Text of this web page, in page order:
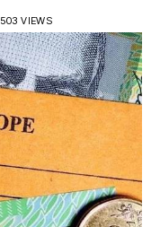
503 VIEWS